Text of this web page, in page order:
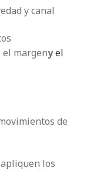
y canal
el margenyel
de
los